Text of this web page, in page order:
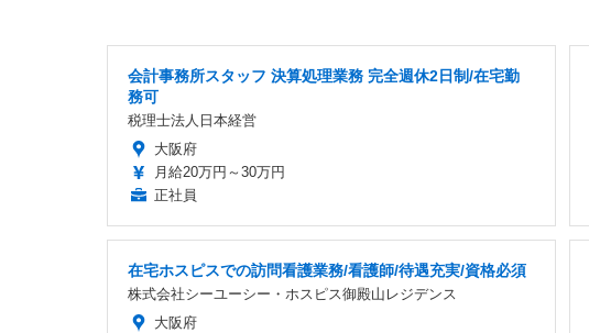
会計事務所スタッフ 決算処理業務 完全週休2日制/在宅勤
務可
税理士法人日本経営
大阪府
月給20万円～30万円
正社員
在宅ホスピスでの訪問看護業務/看護師/待遇充実/資格必須
株式会社シーユーシー・ホスピス御殿山レジデンス
大阪府